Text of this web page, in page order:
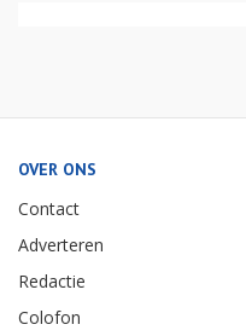
OVER ONS
Contact
Adverteren
Redactie
Colofon